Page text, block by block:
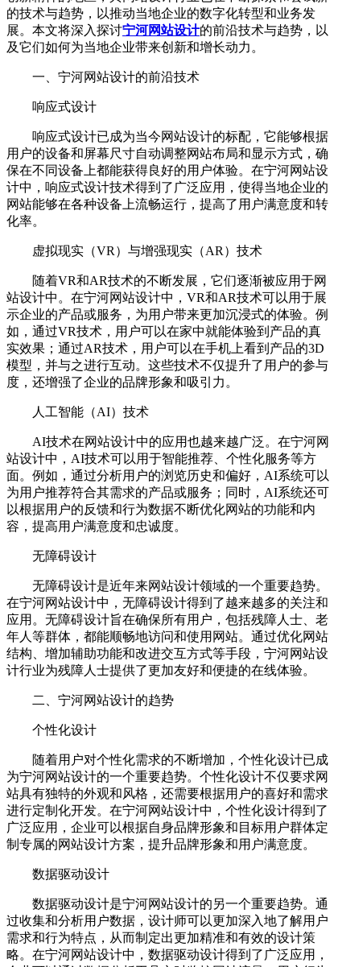
的技术与趋势，以推动当地企业的数字化转型和业务发
展。本文将深入探讨宁河网站设计的前沿技术与趋势，以
及它们如何为当地企业带来创新和增长动力。
一、宁河网站设计的前沿技术
响应式设计
响应式设计已成为当今网站设计的标配，它能够根据
用户的设备和屏幕尺寸自动调整网站布局和显示方式，确
保在不同设备上都能获得良好的用户体验。在宁河网站设
计中，响应式设计技术得到了广泛应用，使得当地企业的
网站能够在各种设备上流畅运行，提高了用户满意度和转
化率。
虚拟现实（VR）与增强现实（AR）技术
随着VR和AR技术的不断发展，它们逐渐被应用于网
站设计中。在宁河网站设计中，VR和AR技术可以用于展
示企业的产品或服务，为用户带来更加沉浸式的体验。例
如，通过VR技术，用户可以在家中就能体验到产品的真
实效果；通过AR技术，用户可以在手机上看到产品的3D
模型，并与之进行互动。这些技术不仅提升了用户的参与
度，还增强了企业的品牌形象和吸引力。
人工智能（AI）技术
AI技术在网站设计中的应用也越来越广泛。在宁河网
站设计中，AI技术可以用于智能推荐、个性化服务等方
面。例如，通过分析用户的浏览历史和偏好，AI系统可以
为用户推荐符合其需求的产品或服务；同时，AI系统还可
以根据用户的反馈和行为数据不断优化网站的功能和内
容，提高用户满意度和忠诚度。
无障碍设计
无障碍设计是近年来网站设计领域的一个重要趋势。
在宁河网站设计中，无障碍设计得到了越来越多的关注和
应用。无障碍设计旨在确保所有用户，包括残障人士、老
年人等群体，都能顺畅地访问和使用网站。通过优化网站
结构、增加辅助功能和改进交互方式等手段，宁河网站设
计行业为残障人士提供了更加友好和便捷的在线体验。
二、宁河网站设计的趋势
个性化设计
随着用户对个性化需求的不断增加，个性化设计已成
为宁河网站设计的一个重要趋势。个性化设计不仅要求网
站具有独特的外观和风格，还需要根据用户的喜好和需求
进行定制化开发。在宁河网站设计中，个性化设计得到了
广泛应用，企业可以根据自身品牌形象和目标用户群体定
制专属的网站设计方案，提升品牌形象和用户满意度。
数据驱动设计
数据驱动设计是宁河网站设计的另一个重要趋势。通
过收集和分析用户数据，设计师可以更加深入地了解用户
需求和行为特点，从而制定出更加精准和有效的设计策
略。在宁河网站设计中，数据驱动设计得到了广泛应用，